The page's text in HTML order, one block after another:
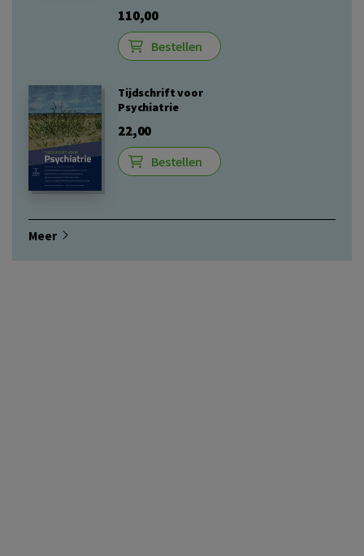
110,00
Bestellen
Tijdschrift voor
Psychiatrie
22,00
Bestellen
Meer